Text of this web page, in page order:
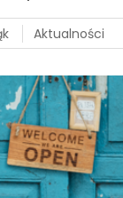
Aktualności